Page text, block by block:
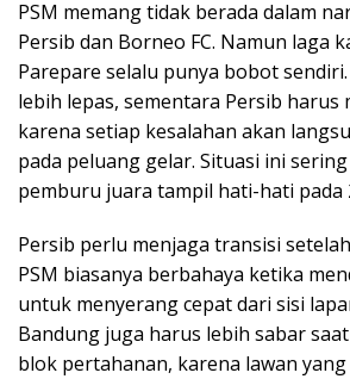
PSM memang tidak berada dalam
Persib dan Borneo FC. Namun laga
Parepare selalu punya bobot
lebih lepas, sementara Persib harus
karena setiap kesalahan akan
pada peluang gelar. Situasi ini
pemburu juara tampil hati-hati pada
Persib perlu menjaga transisi
PSM biasanya berbahaya ketika
untuk menyerang cepat dari sisi
Bandung juga harus lebih sabar
blok pertahanan, karena lawan